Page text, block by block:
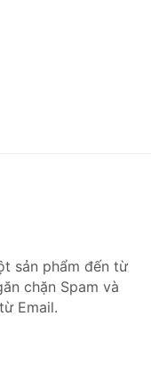
sản phẩm đến từ
chặn Spam và
Email.